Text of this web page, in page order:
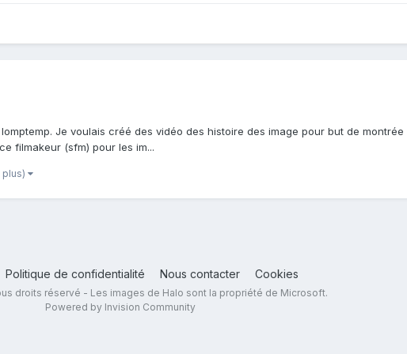
Je voulais créé des vidéo des histoire des image pour but de
filmakeur (sfm) pour les im...
plus)
Politique de confidentialité Nous contacter Cookies
droits réservé - Les images de Halo sont la propriété de Microsoft.
Powered by Invision Community